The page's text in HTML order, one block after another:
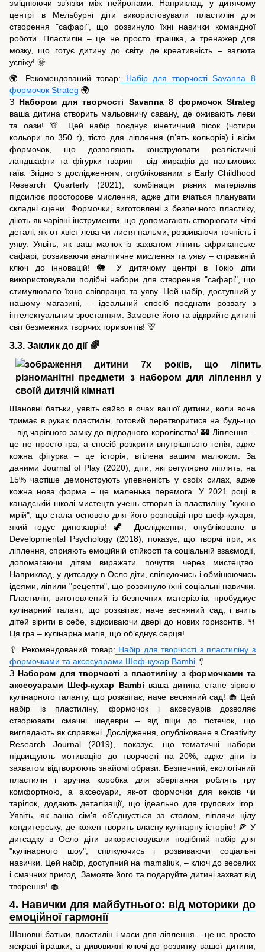
зміцнюючи зв’язки між нейронами. Наприклад, у дитячому
центрі в Мельбурні діти використовували пластилін для
створення "сафарі", що розвинуло їхні навички командної
роботи. Пластилін – це не просто іграшка, а тренажер для
мозку, що готує дитину до світу, де креативність – валюта
успіху! 🌞
🌍 Рекомендований товар: Набір для творчості Savanna 8
формочок Strateg 🌍
З Набором для творчості Savanna 8 формочок Strateg
ваша дитина створить мальовничу савану, де оживають леви
та оази! 🦒 Цей набір поєднує кінетичний пісок (чотири
кольори по 350 г), тісто для ліплення (п’ять кольорів) і вісім
формочок, що дозволяють конструювати реалістичні
ландшафти та фігурки тварин – від жирафів до пальмових
гаїв. Згідно з дослідженням, опублікованим в Early Childhood
Research Quarterly (2021), комбінація різних матеріалів
підсилює просторове мислення, адже діти вчаться планувати
складні сцени. Формочки, виготовлені з безпечного пластику,
діють як чарівні інструменти, що допомагають створювати чіткі
деталі, як-от хвіст лева чи листя пальми, розвиваючи точність і
уяву. Уявіть, як ваш малюк із захватом ліпить африканське
сафарі, розвиваючи аналітичне мислення та уяву – справжній
ключ до інновацій! 🐘 У дитячому центрі в Токіо діти
використовували подібні набори для створення "сафарі", що
стимулювало їхню співпрацю та уяву. Цей набір, доступний у
нашому магазині, – ідеальний спосіб поєднати розвагу з
інтелектуальним зростанням. Замовте його та відкрийте дитині
світ безмежних творчих горизонтів! 🦒
3.3. Заклик до дії 🌈
Шановні батьки, уявіть сяйво в очах вашої дитини, коли вона
тримає в руках пластилін, готовий перетворитися на будь-що
– від чарівного замку до підводного королівства! 🏰 Ліплення –
це не просто гра, а спосіб розкрити внутрішнього генія, адже
кожна фігурка – це історія, втілена вашим малюком. За
даними Journal of Play (2020), діти, які регулярно ліплять, на
15% частіше демонструють упевненість у своїх силах, адже
кожна нова форма – це маленька перемога. У 2021 році в
канадській школі мистецтв учень створив із пластиліну "кухню
мрій", що стала основою для його розповіді про шеф-кухаря,
який годує динозаврів! 🦖 Дослідження, опубліковане в
Developmental Psychology (2018), показує, що творчі ігри, як
ліплення, сприяють емоційній стійкості та соціальній взаємодії,
допомагаючи дітям виражати почуття через мистецтво.
Наприклад, у дитсадку в Осло діти, спілкуючись і обмінюючись
ідеями, ліпили "рецепти", що розвинуло їхні соціальні навички.
Пластилін, виготовлений із безпечних матеріалів, пробуджує
кулінарний талант, що розквітає, наче весняний сад, і вчить
дітей вірити в себе, відкриваючи двері до нових горизонтів. 🍴
Ця гра – кулінарна магія, що об’єднує серця!
🥄 Рекомендований товар: Набір для творчості з пластиліну з
формочками та аксесуарами Шеф-кухар Bambi 🥄
З Набором для творчості з пластиліну з формочками та
аксесуарами Шеф-кухар Bambi ваша дитина стане зіркою
кулінарного таланту, що розквітає, наче весняний сад! 🧁 Цей
набір із пластиліну, формочок і аксесуарів дозволяє
створювати смачні шедеври – від піци до тістечок, що
виглядають як справжні. Дослідження, опубліковане в Creativity
Research Journal (2019), показує, що тематичні набори
підвищують мотивацію до творчості на 20%, адже діти із
захватом відтворюють знайомі образи. Безпечний, екологічний
пластилін і зручна коробка для зберігання роблять гру
комфортною, а аксесуари, як-от формочки для кексів чи
тарілок, додають деталізації, що ідеально для групових ігор.
Уявіть, як ваша сім’я об’єднується за столом, ліплячи цілу
кондитерську, де кожен творить власну кулінарну історію! 🍕 У
дитсадку в Осло діти використовували подібний набір для
"кулінарного шоу", спілкуючись і розвиваючи соціальні
навички. Цей набір, доступний на mamaliuk, – ключ до веселих
і смачних пригод. Замовте його та подаруйте дитині захват від
творення! 🧁
4. Навички для майбутнього: від моторики до
емоційної гармонії
Шановні батьки, пластилін і маси для ліплення – це не просто
яскраві іграшки, а дивовижні ключі до розвитку вашої дитини,